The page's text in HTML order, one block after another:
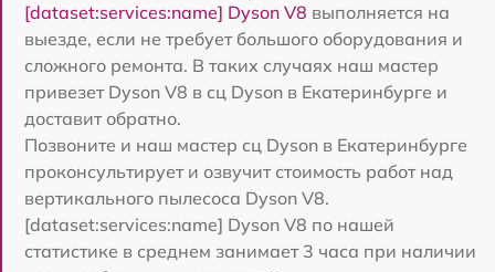
[dataset:services:name] Dyson V8 выполняется на
выезде, если не требует большого оборудования и
сложного ремонта. В таких случаях наш мастер
привезет Dyson V8 в сц Dyson в Екатеринбурге и
доставит обратно.
Позвоните и наш мастер сц Dyson в Екатеринбурге
проконсультирует и озвучит стоимость работ над
вертикального пылесоса Dyson V8.
[dataset:services:name] Dyson V8 по нашей
статистике в среднем занимает 3 часа при наличии